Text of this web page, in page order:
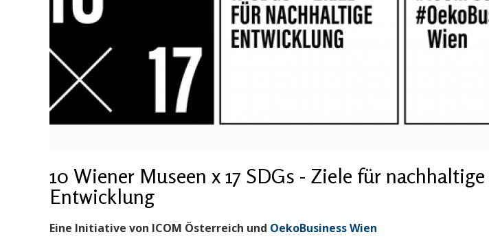
10 Wiener Museen x 17 SDGs - Ziele für nachhaltige
Entwicklung
Eine Initiative von ICOM Österreich und OekoBusiness Wien